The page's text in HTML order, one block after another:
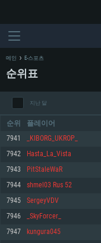
최소사양
최소사양
최소사양
메인 E-스포츠
순위표
지난 달
순위 플레이어
7941 _KIBORG_UKROP_
7942 Hasta_La_Vista
7943 PitStaleWaR
7944 shmel03 Rus 52
7945 SergeyVDV
7946 _SkyForcer_
7947 kungura045